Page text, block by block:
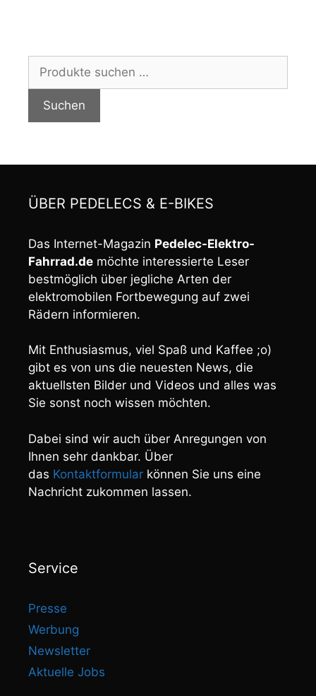
nach:
Suchen
ÜBER PEDELECS & E-BIKES
Das Internet-Magazin Pedelec-Elektro-
Fahrrad.de möchte interessierte Leser
bestmöglich über jegliche Arten der
elektromobilen Fortbewegung auf zwei
Rädern informieren.
Mit Enthusiasmus, viel Spaß und Kaffee ;o)
gibt es von uns die neuesten News, die
aktuellsten Bilder und Videos und alles was
Sie sonst noch wissen möchten.
Dabei sind wir auch über Anregungen von
Ihnen sehr dankbar. Über
das Kontaktformular können Sie uns eine
Nachricht zukommen lassen.
Service
Presse
Werbung
Newsletter
Aktuelle Jobs